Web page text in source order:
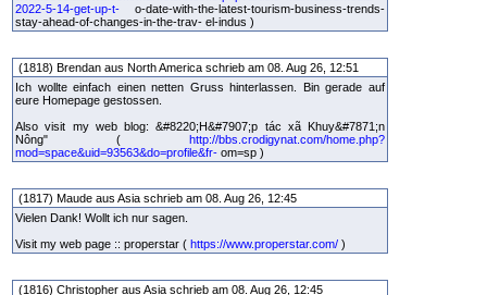
2022-5-14-get-up-t- o-date-with-the-latest-tourism-business-trends-
stay-ahead-of-changes-in-the-trav- el-indus )
(1818) Brendan aus North America schrieb am 08. Aug 26, 12:51
Ich wollte einfach einen netten Gruss hinterlassen. Bin gerade auf
eure Homepage gestossen.
Also visit my web blog: &#8220;H&#7907;p tác xã Khuy&#7871;n
Nông" ( http://bbs.crodigynat.com/home.php?
mod=space&uid=93563&do=profile&fr- om=sp )
(1817) Maude aus Asia schrieb am 08. Aug 26, 12:45
Vielen Dank! Wollt ich nur sagen.
Visit my web page :: properstar ( https://www.properstar.com/ )
(1816) Christopher aus Asia schrieb am 08. Aug 26, 12:45